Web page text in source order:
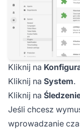
Kliknij na
Kliknij na System.
Kliknij na
Jeśli chcesz
wprowadzanie